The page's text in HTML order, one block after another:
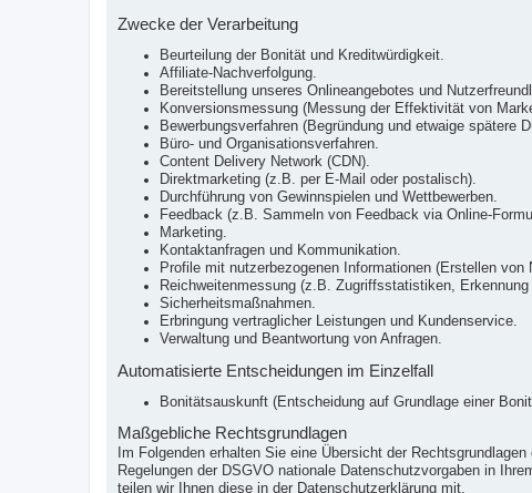
Zwecke der Verarbeitung
Beurteilung der Bonität und Kreditwürdigkeit.
Affiliate-Nachverfolgung.
Bereitstellung unseres Onlineangebotes und
Konversionsmessung (Messung der Effektivität von
Bewerbungsverfahren (Begründung und etwaige
Büro- und Organisationsverfahren.
Content Delivery Network (CDN).
Direktmarketing (z.B. per E-Mail oder postalisch).
Durchführung von Gewinnspielen und Wettbewerben.
Feedback (z.B. Sammeln von Feedback via Online-
Marketing.
Kontaktanfragen und Kommunikation.
Profile mit nutzerbezogenen Informationen (Erstellen von
Reichweitenmessung (z.B. Zugriffsstatistiken,
Sicherheitsmaßnahmen.
Erbringung vertraglicher Leistungen und Kundenservice.
Verwaltung und Beantwortung von Anfragen.
Automatisierte Entscheidungen im Einzelfall
Bonitätsauskunft (Entscheidung auf Grundlage einer
Maßgebliche Rechtsgrundlagen
Im Folgenden erhalten Sie eine Übersicht der
Regelungen der DSGVO nationale Datenschutzvorgaben in
teilen wir Ihnen diese in der Datenschutzerklärung mit.